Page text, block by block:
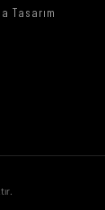
Tasarım